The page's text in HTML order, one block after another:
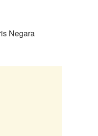
Negara